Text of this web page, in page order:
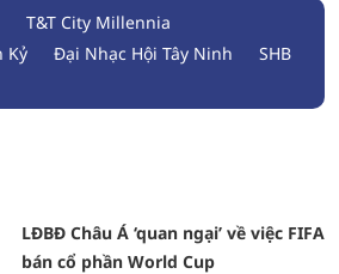
T&T City Millennia
Kỷ
Đại Nhạc Hội Tây Ninh
SHB
LĐBĐ Châu Á ‘quan ngại’ về việc FIFA
bán cổ phần World Cup